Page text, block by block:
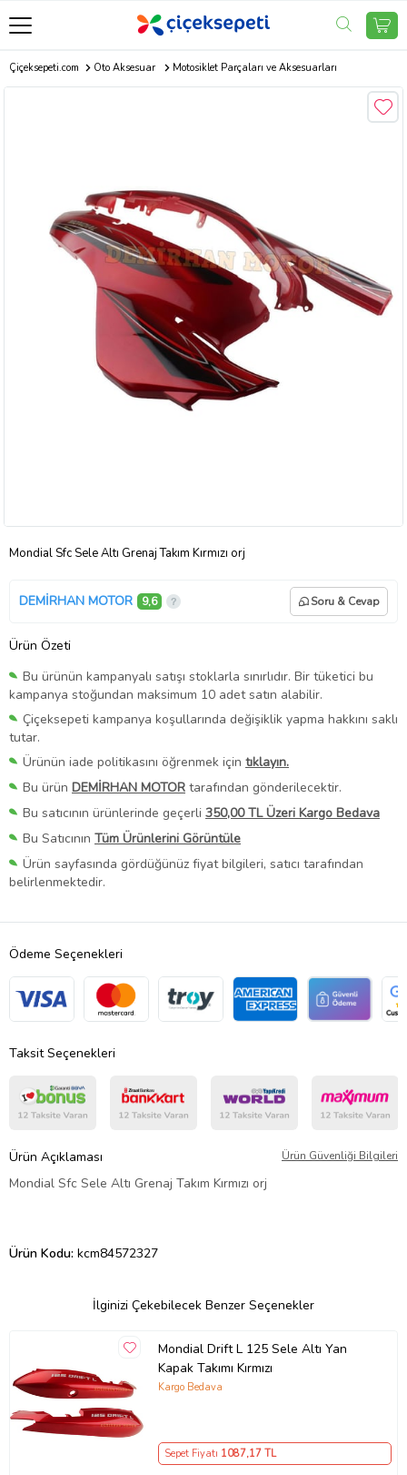
Çiçeksepeti.com Oto Aksesuar Motosiklet Parçaları ve Aksesuarları
Mondial Sfc Sele Altı Grenaj Takım Kırmızı orj
DEMİRHAN MOTOR 9,6 Soru & Cevap
Ürün Özeti
Bu ürünün kampanyalı satışı stoklarla sınırlıdır. Bir tüketici bu
kampanya stoğundan maksimum 10 adet satın alabilir.
Çiçeksepeti kampanya koşullarında değişiklik yapma hakkını saklı
tutar.
Ürünün iade politikasını öğrenmek için tıklayın.
Bu ürün DEMİRHAN MOTOR tarafından gönderilecektir.
Bu satıcının ürünlerinde geçerli 350,00 TL Üzeri Kargo Bedava
Bu Satıcının Tüm Ürünlerini Görüntüle
Ürün sayfasında gördüğünüz fiyat bilgileri, satıcı tarafından
belirlenmektedir.
Ödeme Seçenekleri
Taksit Seçenekleri
Ürün Açıklaması Ürün Güvenliği Bilgileri
Mondial Sfc Sele Altı Grenaj Takım Kırmızı orj
Ürün Kodu: kcm84572327
İlginizi Çekebilecek Benzer Seçenekler
Mondial Drift L 125 Sele Altı Yan
Kapak Takımı Kırmızı
Kargo Bedava
Sepet Fiyatı 1087,17 TL